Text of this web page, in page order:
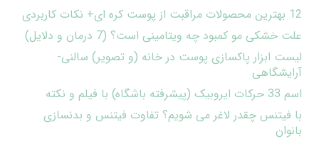
12 بهترین محصولات مراقبت از پوست کره ای+ نکات کاربردی
علت خشکی مو کمبود چه ویتامینی است؟ (7 درمان و دلایل)
لیست ابزار پاکسازی پوست در خانه (و تصویر) سالنی-
آرایشگاهی
اسم 33 حرکات ایروبیک (پیشرفته باشگاه) با فیلم و نکته
با فیتنس چقدر لاغر می شویم؟ تفاوت فیتنس و بدنسازی
بانوان